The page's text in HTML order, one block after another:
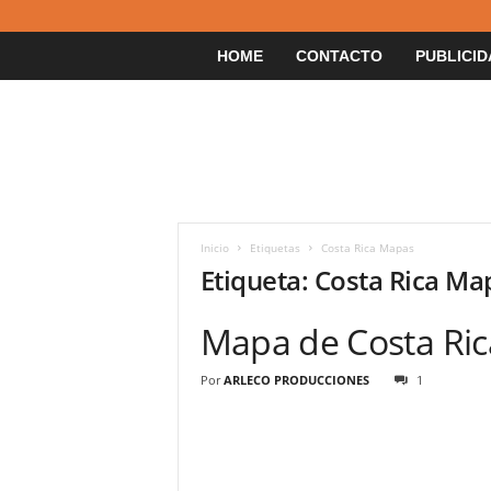
HOME CONTACTO
Inicio Etiquetas Costa Rica Mapas
Etiqueta: Costa Rica
Mapa de Costa
Por ARLECO PRODUCCIONES 1